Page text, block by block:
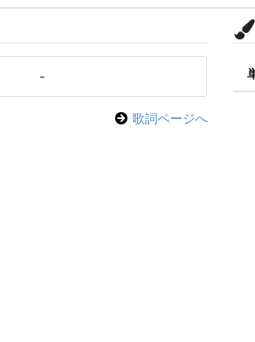
-
歌詞ページへ